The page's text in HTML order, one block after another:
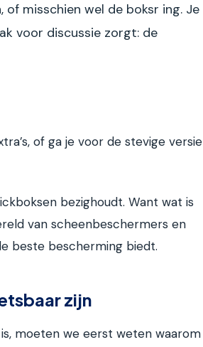
misschien wel de boksr ing. Je
voor discussie zorgt: de
of ga je voor de stevige versie
bezighoudt. Want wat is
van scheenbeschermers en
beste bescherming biedt.
zijn
moeten we eerst weten waarom